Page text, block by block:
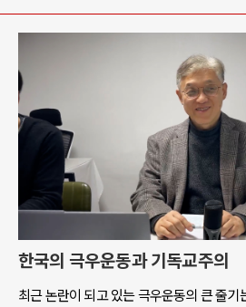
한국의 극우운동과 기독교주의
최근 논란이 되고 있는 극우운동의 큰 줄